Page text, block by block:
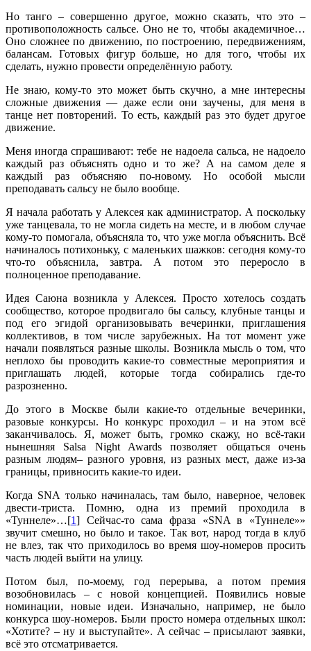
Но танго – совершенно другое, можно сказать, что это –
противоположность сальсе. Оно не то, чтобы академичное…
Оно сложнее по движению, по построению, передвижениям,
балансам. Готовых фигур больше, но для того, чтобы их
сделать, нужно провести определённую работу.
Не знаю, кому-то это может быть скучно, а мне интересны
сложные движения — даже если они заучены, для меня в
танце нет повторений. То есть, каждый раз это будет другое
движение.
Меня иногда спрашивают: тебе не надоела сальса, не надоело
каждый раз объяснять одно и то же? А на самом деле я
каждый раз объясняю по-новому. Но особой мысли
преподавать сальсу не было вообще.
Я начала работать у Алексея как администратор. А поскольку
уже танцевала, то не могла сидеть на месте, и в любом случае
кому-то помогала, объясняла то, что уже могла объяснить. Всё
начиналось потихоньку, с маленьких шажков: сегодня кому-то
что-то объяснила, завтра. А потом это переросло в
полноценное преподавание.
Идея Саюна возникла у Алексея. Просто хотелось создать
сообщество, которое продвигало бы сальсу, клубные танцы и
под его эгидой организовывать вечеринки, приглашения
коллективов, в том числе зарубежных. На тот момент уже
начали появляться разные школы. Возникла мысль о том, что
неплохо бы проводить какие-то совместные мероприятия и
приглашать людей, которые тогда собирались где-то
разрозненно.
До этого в Москве были какие-то отдельные вечеринки,
разовые конкурсы. Но конкурс проходил – и на этом всё
заканчивалось. Я, может быть, громко скажу, но всё-таки
нынешняя Salsa Night Awards позволяет общаться очень
разным людям– разного уровня, из разных мест, даже из-за
границы, привносить какие-то идеи.
Когда SNA только начиналась, там было, наверное, человек
двести-триста. Помню, одна из премий проходила в
«Туннеле»…[1] Сейчас-то сама фраза «SNA в «Туннеле»»
звучит смешно, но было и такое. Так вот, народ тогда в клуб
не влез, так что приходилось во время шоу-номеров просить
часть людей выйти на улицу.
Потом был, по-моему, год перерыва, а потом премия
возобновилась – с новой концепцией. Появились новые
номинации, новые идеи. Изначально, например, не было
конкурса шоу-номеров. Были просто номера отдельных школ:
«Хотите? – ну и выступайте». А сейчас – присылают заявки,
всё это отсматривается.